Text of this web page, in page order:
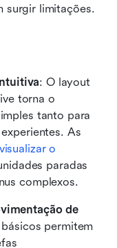
surgir limitações.
: O layout
torna o
tanto para
As
visualizar o
paradas
complexos.
de
permitem